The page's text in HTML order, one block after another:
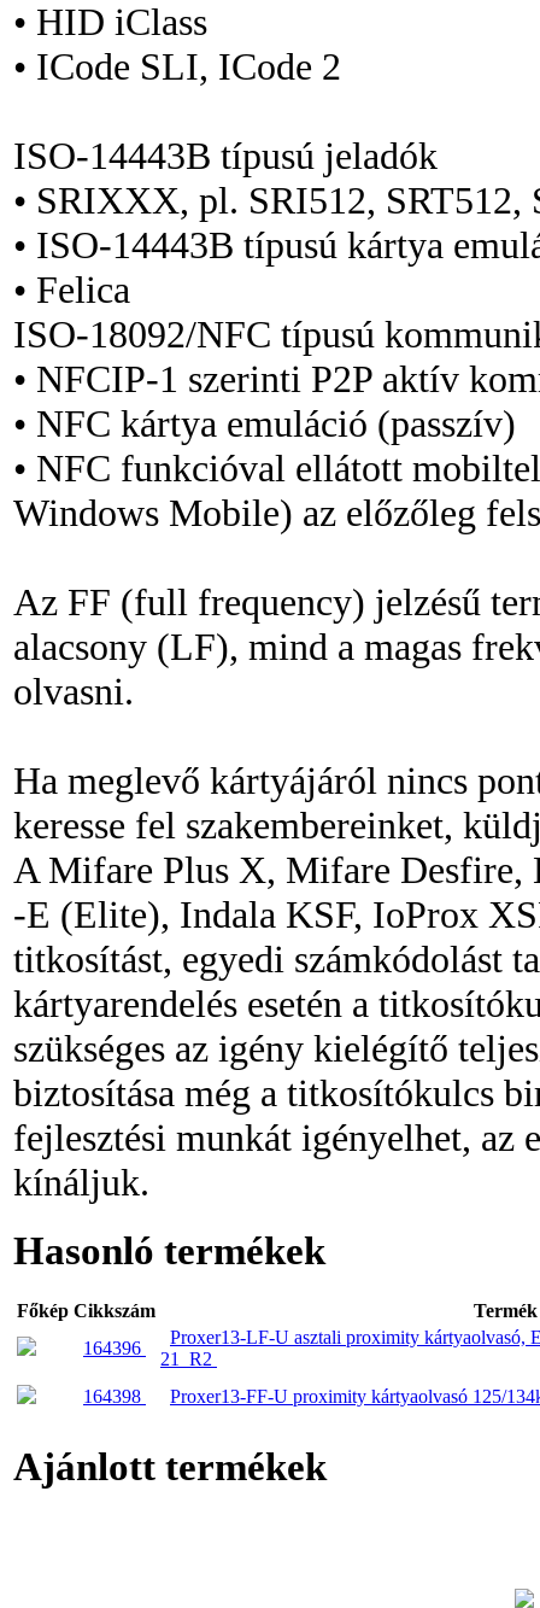
• HID iClass
• ICode SLI, ICode 2
ISO-14443B típusú jeladók
• SRIXXX, pl. SRI512,
• ISO-14443B típusú kártya
• Felica
ISO-18092/NFC típusú
• NFCIP-1 szerinti P2P aktív
• NFC kártya emuláció (passzív)
• NFC funkcióval ellátott
Windows Mobile) az előzőleg
Az FF (full frequency) jelzésű
alacsony (LF), mind a magas
olvasni.
Ha meglevő kártyájáról nincs
keresse fel szakembereinket,
A Mifare Plus X, Mifare Desfire,
-E (Elite), Indala KSF, IoProx
titkosítást, egyedi számkódolást
kártyarendelés esetén a
szükséges az igény kielégítő
biztosítása még a titkosítókulcs
fejlesztési munkát igényelhet, az
kínáljuk.
Hasonló termékek
Főkép Cikkszám
Termék
164396
Proxer13-LF-U asztali proximity kártyaolvasó,
21_R2
164398
Proxer13-FF-U proximity kártyaolvasó 125/
Ajánlott termékek